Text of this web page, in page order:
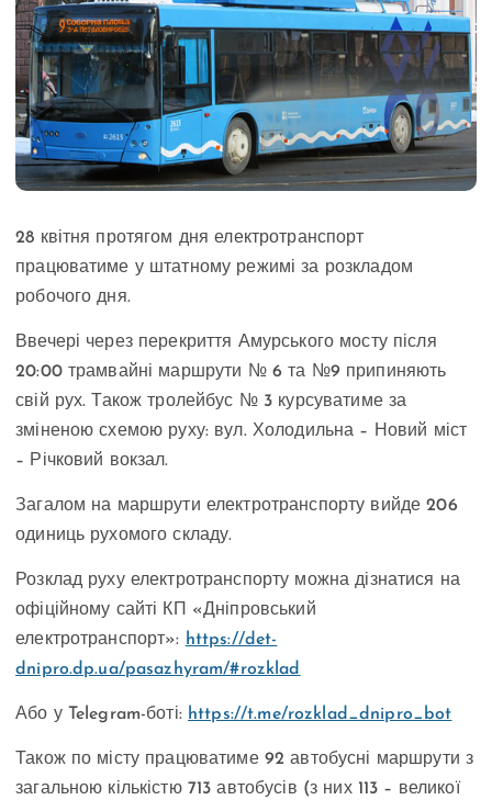
28 квітня протягом дня електротранспорт
працюватиме у штатному режимі за розкладом
робочого дня.
Ввечері через перекриття Амурського мосту після
20:00 трамвайні маршрути № 6 та №9 припиняють
свій рух. Також тролейбус № 3 курсуватиме за
зміненою схемою руху: вул. Холодильна – Новий міст
– Річковий вокзал.
Загалом на маршрути електротранспорту вийде 206
одиниць рухомого складу.
Розклад руху електротранспорту можна дізнатися на
офіційному сайті КП «Дніпровський
електротранспорт»: https://det-
dnipro.dp.ua/pasazhyram/#rozklad
Або у Telegram-боті: https://t.me/rozklad_dnipro_bot
Також по місту працюватиме 92 автобусні маршрути з
загальною кількістю 713 автобусів (з них 113 – великої